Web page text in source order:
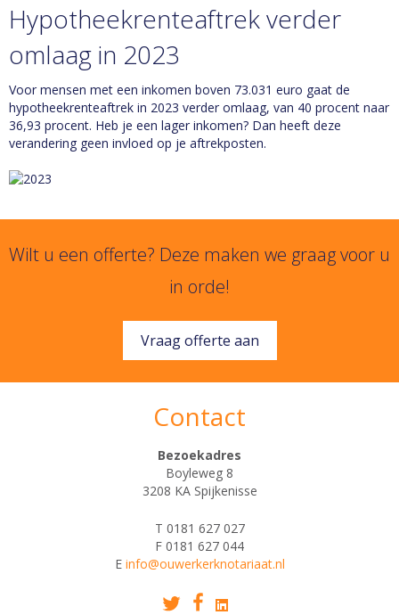
Hypotheekrenteaftrek verder
omlaag in 2023
Voor mensen met een inkomen boven 73.031 euro gaat de
hypotheekrenteaftrek in 2023 verder omlaag, van 40 procent naar
36,93 procent. Heb je een lager inkomen? Dan heeft deze
verandering geen invloed op je aftrekposten.
Wilt u een offerte? Deze maken we graag voor u
in orde!
Vraag offerte aan
Contact
Bezoekadres
Boyleweg 8
3208 KA Spijkenisse
T 0181 627 027
F 0181 627 044
E info@ouwerkerknotariaat.nl